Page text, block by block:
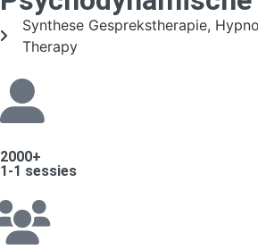
Synthese Gesprekstherapie,
Therapy
2000+
1-1 sessies